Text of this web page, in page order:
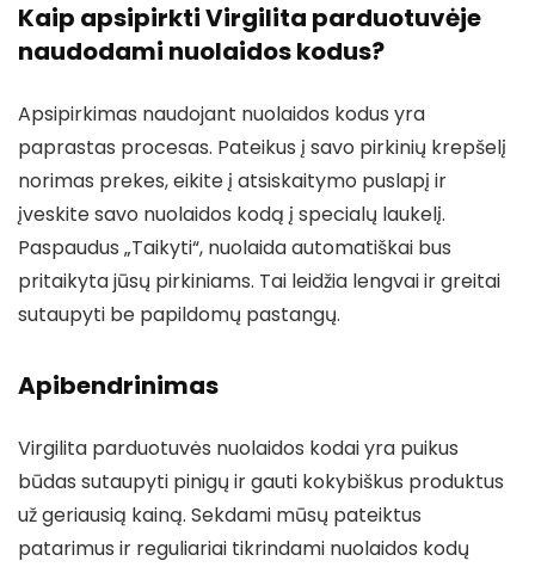
Kaip apsipirkti Virgilita parduotuvėje
naudodami nuolaidos kodus?
Apsipirkimas naudojant nuolaidos kodus yra
paprastas procesas. Pateikus į savo pirkinių krepšelį
norimas prekes, eikite į atsiskaitymo puslapį ir
įveskite savo nuolaidos kodą į specialų laukelį.
Paspaudus „Taikyti“, nuolaida automatiškai bus
pritaikyta jūsų pirkiniams. Tai leidžia lengvai ir greitai
sutaupyti be papildomų pastangų.
Apibendrinimas
Virgilita parduotuvės nuolaidos kodai yra puikus
būdas sutaupyti pinigų ir gauti kokybiškus produktus
už geriausią kainą. Sekdami mūsų pateiktus
patarimus ir reguliariai tikrindami nuolaidos kodų